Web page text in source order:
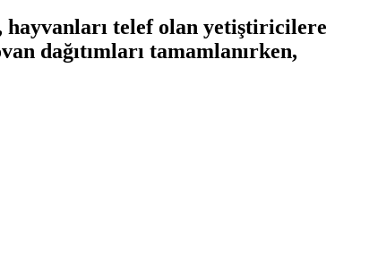
hayvanları telef olan yetiştiricilere
dağıtımları tamamlanırken,